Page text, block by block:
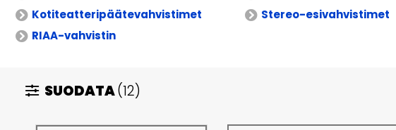
Kotiteatteripäätevahvistimet
Stereo-esivahvistimet
RIAA-vahvistin
SUODATA(12)